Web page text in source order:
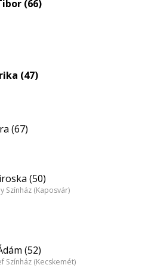
(66)
(47)
(67)
(50)
Színház (Kaposvár)
(52)
Színház (Kecskemét)